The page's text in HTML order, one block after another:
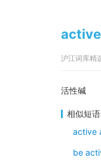
沪江词库精
活性碱
相似短语
active
be